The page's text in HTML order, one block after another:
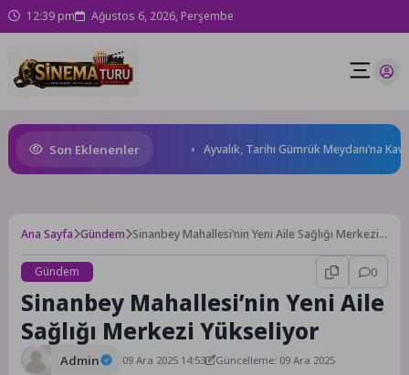
12:39 pm Ağustos 6, 2026, Perşembe
Son Eklenenler
Kompleksi Açılıyor Ayvalık, Tarihi Gümrük Meydanı’na Kavuştu
Ana Sayfa Gündem Sinanbey Mahallesi’nin Yeni Aile Sağlığı Merkezi
Gündem
0
Sinanbey Mahallesi’nin Yeni Aile
Sağlığı Merkezi Yükseliyor
Admin 09 Ara 2025 14:53
Güncelleme: 09 Ara 2025